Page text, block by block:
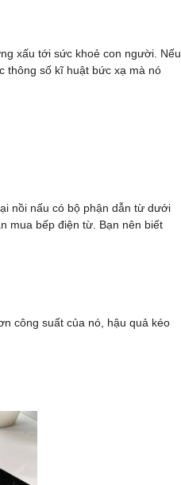
xấu tới sức khoẻ con người. Nếu
thông số kĩ huật bức xạ mà nó
nồi nấu có bộ phận dẫn từ dưới
mua bếp điện từ. Bạn nên biết
công suất của nó, hậu quả kéo